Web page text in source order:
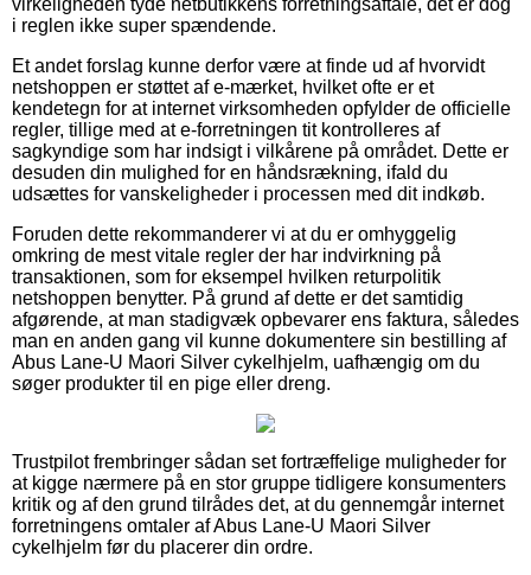
i reglen ikke super spændende.
Et andet forslag kunne derfor være at finde ud af hvorvidt
netshoppen er støttet af e-mærket, hvilket ofte er et
kendetegn for at internet virksomheden opfylder de officielle
regler, tillige med at e-forretningen tit kontrolleres af
sagkyndige som har indsigt i vilkårene på området. Dette er
desuden din mulighed for en håndsrækning, ifald du
udsættes for vanskeligheder i processen med dit indkøb.
Foruden dette rekommanderer vi at du er omhyggelig
omkring de mest vitale regler der har indvirkning på
transaktionen, som for eksempel hvilken returpolitik
netshoppen benytter. På grund af dette er det samtidig
afgørende, at man stadigvæk opbevarer ens faktura, således
man en anden gang vil kunne dokumentere sin bestilling af
Abus Lane-U Maori Silver cykelhjelm, uafhængig om du
søger produkter til en pige eller dreng.
Trustpilot frembringer sådan set fortræffelige muligheder for
at kigge nærmere på en stor gruppe tidligere konsumenters
kritik og af den grund tilrådes det, at du gennemgår internet
forretningens omtaler af Abus Lane-U Maori Silver
cykelhjelm før du placerer din ordre.